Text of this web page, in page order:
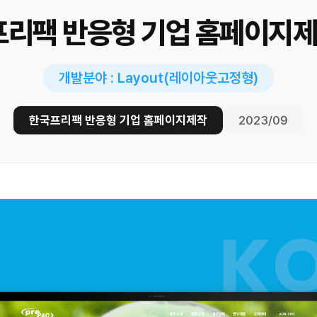
팩 반응형 기업 홈페이지
개발분야 : Layout(레이아웃고정형)
한국프리팩 반응형 기업 홈페이지제작 2023/09